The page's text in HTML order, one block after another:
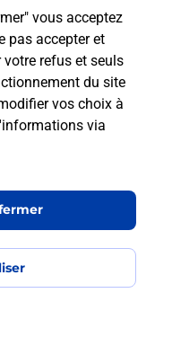
vous acceptez
pas accepter et
refus et seuls
du site
vos choix à
via
posées
acheté
aux lettres
ou faire un
sans se
meilleur